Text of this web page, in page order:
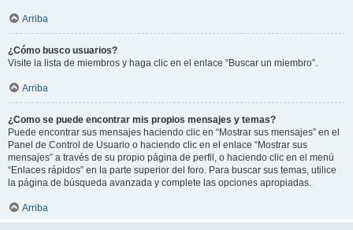
Arriba
¿Cómo busco usuarios?
Visite la lista de miembros y haga clic en el enlace “Buscar un miembro”.
Arriba
¿Como se puede encontrar mis propios mensajes y temas?
Puede encontrar sus mensajes haciendo clic en “Mostrar sus mensajes” en el
Panel de Control de Usuario o haciendo clic en el enlace “Mostrar sus
mensajes” a través de su propio página de perfil, o haciendo clic en el menú
“Enlaces rápidos” en la parte superior del foro. Para buscar sus temas, utilice
la página de búsqueda avanzada y complete las opciones apropiadas.
Arriba